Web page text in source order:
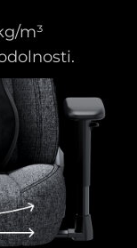
m³